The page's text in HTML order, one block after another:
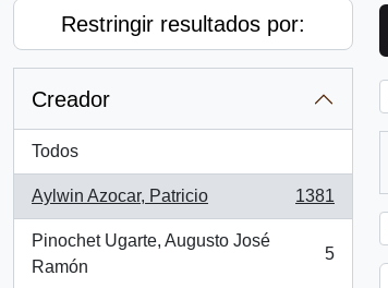
Restringir resultados por:
Creador
Todos
Aylwin Azocar, Patricio
, 1381 resultados
1381
Pinochet Ugarte, Augusto José
Ramón
, 5 resultados
5